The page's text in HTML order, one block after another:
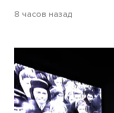
8 часов назад